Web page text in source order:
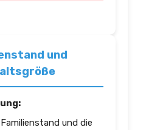
und
und die